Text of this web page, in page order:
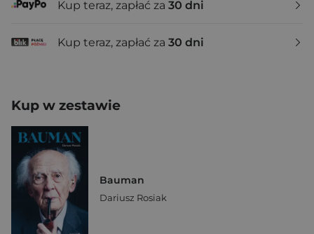
Kup teraz, zapłać za 30 dni
Kup teraz, zapłać za 30 dni
Kup w zestawie
Bauman
Dariusz Rosiak